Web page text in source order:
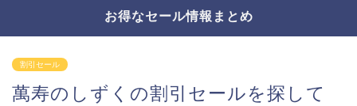
お得なセール情報まとめ
割引セール
萬寿のしずくの割引セールを探して